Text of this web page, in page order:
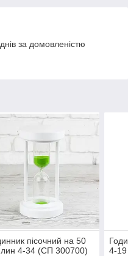
за домовленістю
пісочний на 50
4-34 (СП 300700)
4-